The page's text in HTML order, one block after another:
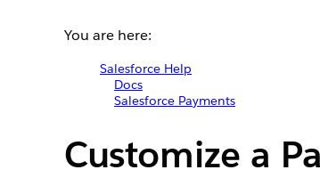
You are here:
Salesforce Help
Docs
Salesforce Payments
Customize a